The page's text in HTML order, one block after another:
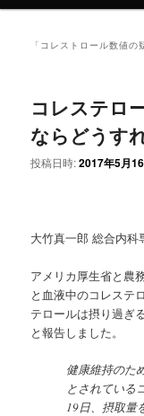
「 コレストロール数値の
コレステロ
ならどうす
投稿日時:2017年5月
大竹真一郎 総合内科
アメリカ厚生省と農
と血液中のコレステ
テロールは摂り過ぎ
と報告しました。
健康維持のた
とされている
19日、摂取量